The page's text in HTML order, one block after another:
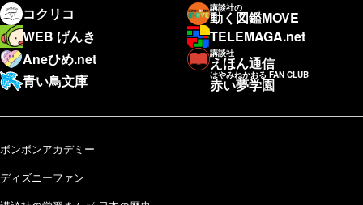
コクリコ
講談社の
動く図鑑MOVE
WEB げんき
TELEMAGA.net
Aneひめ.net
講談社
えほん通信
青い鳥文庫
はやみねかおる FAN CLUB
赤い夢学園
ボンボンアカデミー
ディズニーファン